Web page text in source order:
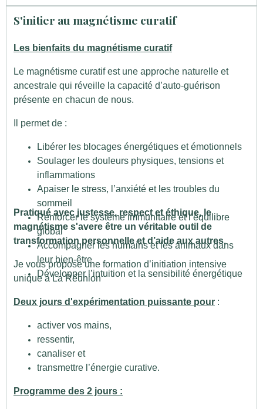
S'initier au magnétisme curatif
Les bienfaits du magnétisme curatif
Le magnétisme curatif est une approche naturelle et
ancestrale qui réveille la capacité d’auto-guérison
présente en chacun de nous.
Il permet de :
Libérer les blocages énergétiques et émotionnels
Soulager les douleurs physiques, tensions et
inflammations
Apaiser le stress, l’anxiété et les troubles du
sommeil
Renforcer le système immunitaire et l’équilibre
global
Accompagner les humains et les animaux dans
leur bien-être
Développer l’intuition et la sensibilité énergétique
Pratiqué avec justesse, respect et éthique, le
magnétisme s'avere être un véritable outil de
transformation personnelle et d’aide aux autres.
Je vous propose une formation d’initiation intensive
unique à La Réunion
Deux jours d'expérimentation puissante pour :
activer vos mains,
ressentir,
canaliser et
transmettre l’énergie curative.
Programme des 2 jours :